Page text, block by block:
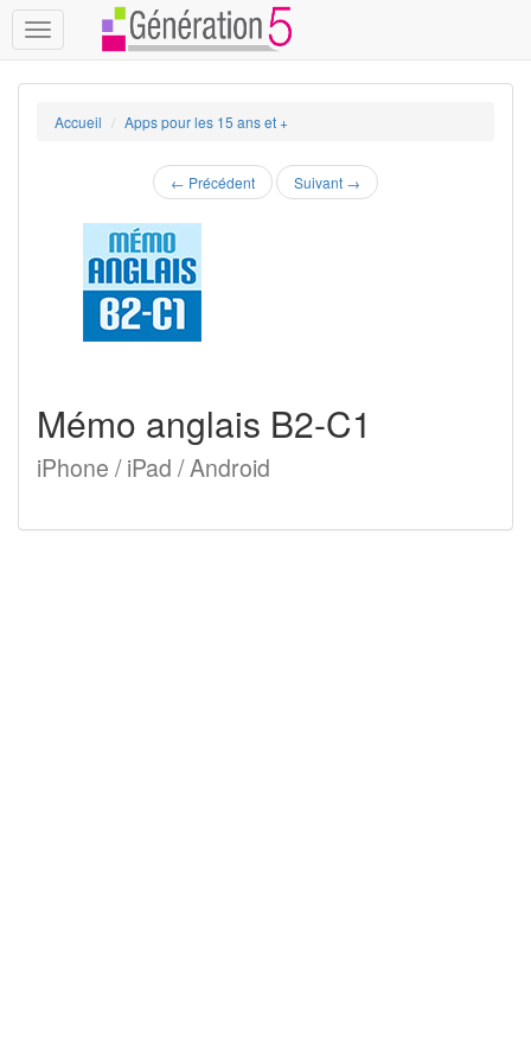
Toggle
navigation
Accueil Apps pour les 15 ans et +
← Précédent Suivant →
Mémo anglais B2-C1
iPhone / iPad / Android